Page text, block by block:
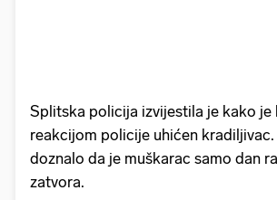
Splitska policija izvijestila je kako je
reakcijom policije uhićen kradiljivac.
doznalo da je muškarac samo dan
zatvora.